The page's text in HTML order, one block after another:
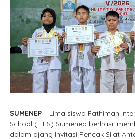
SUMENEP – Lima siswa Fathimah
School (FIES) Sumenep berhasil
dalam ajang Invitasi Pencak Silat